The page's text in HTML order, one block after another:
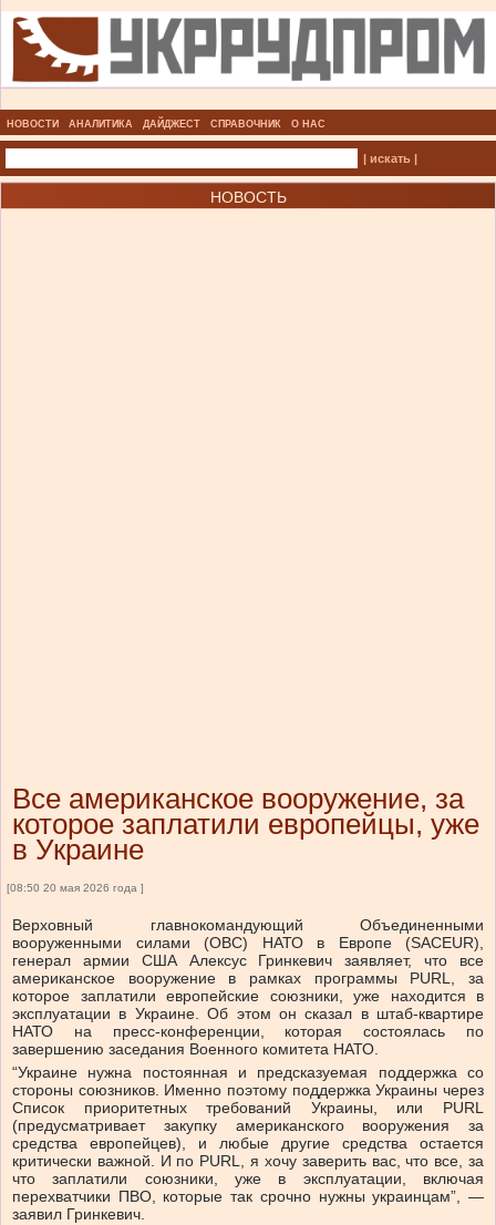
НОВОСТИ АНАЛИТИКА ДАЙДЖЕСТ СПРАВОЧНИК О НАС
| искать |
НОВОСТЬ
Все американское вооружение, за
которое заплатили европейцы, уже
в Украине
[08:50 20 мая 2026 года ]
Верховный главнокомандующий Объединенными
вооруженными силами (ОВС) НАТО в Европе (SACEUR),
генерал армии США Алексус Гринкевич заявляет, что все
американское вооружение в рамках программы PURL, за
которое заплатили европейские союзники, уже находится в
эксплуатации в Украине. Об этом он сказал в штаб-квартире
НАТО на пресс-конференции, которая состоялась по
завершению заседания Военного комитета НАТО.
“Украине нужна постоянная и предсказуемая поддержка со
стороны союзников. Именно поэтому поддержка Украины через
Список приоритетных требований Украины, или PURL
(предусматривает закупку американского вооружения за
средства европейцев), и любые другие средства остается
критически важной. И по PURL, я хочу заверить вас, что все, за
что заплатили союзники, уже в эксплуатации, включая
перехватчики ПВО, которые так срочно нужны украинцам”, —
заявил Гринкевич.